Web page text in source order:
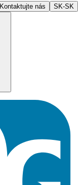
Kontaktujte nás SK-SK